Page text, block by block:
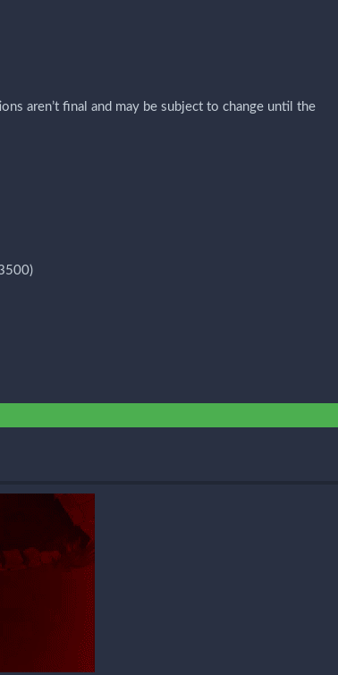
aren’t final and may be subject to change until the